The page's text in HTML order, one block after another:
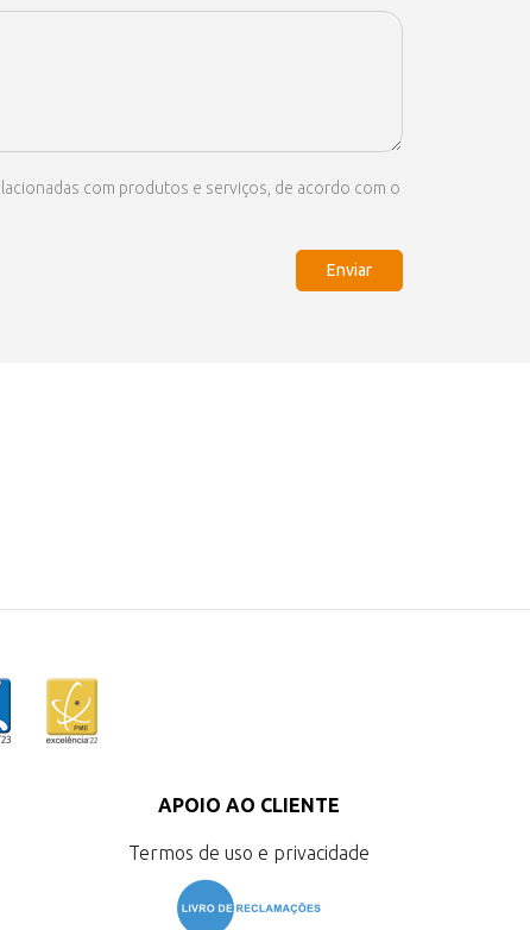
com produtos e serviços, de acordo com o
Enviar
APOIO AO CLIENTE
Termos de uso e privacidade